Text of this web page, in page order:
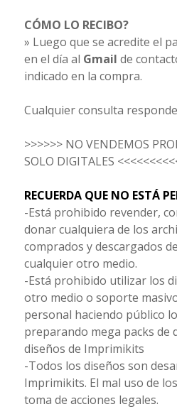
CÓMO LO RECIBO?
» Luego que se acredite el
en el día al Gmail de
indicado en la compra.
Cualquier consulta
>>>>>> NO VENDEMOS
SOLO DIGITALES
RECUERDA QUE NO ESTÁ
-Está prohibido revender,
donar cualquiera de los
comprados y descargados
cualquier otro medio.
-Está prohibido utilizar los
otro medio o soporte
personal haciendo público
preparando mega packs de
diseños de Imprimikits
-Todos los diseños son
Imprimikits. El mal uso de
toma de acciones legales.